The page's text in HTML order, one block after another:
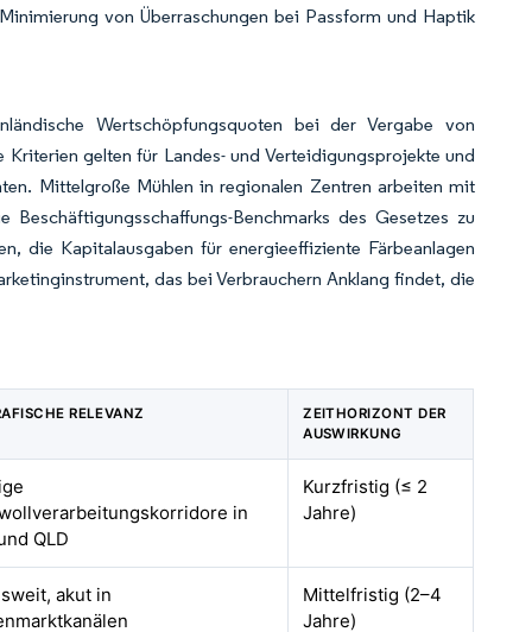
von Überraschungen bei Passform und Haptik
Wertschöpfungsquoten bei der Vergabe von
gelten für Landes- und Verteidigungsprojekte und
Mittelgroße Mühlen in regionalen Zentren arbeiten mit
Benchmarks des Gesetzes zu
die Kapitalausgaben für energieeffiziente Färbeanlagen
das bei Verbrauchern Anklang findet, die
RELEVANZ
ZEITHORIZONT DER
AUSWIRKUNG
in
QLD
Kurzfristig (≤ 2
Jahre)
akut in
Mittelfristig (2–4
Jahre)